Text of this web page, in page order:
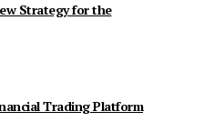
Strategy for the
Trading Platform